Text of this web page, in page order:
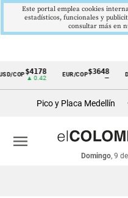
Cintillo
económicos
Colombia
$4178
▲ 0.42
EUR/COP$3648
Pico y Placa Medellín
Domingo, 9
menu
Este portal emplea cookies
estadísticos, funcionales y
consultar más en